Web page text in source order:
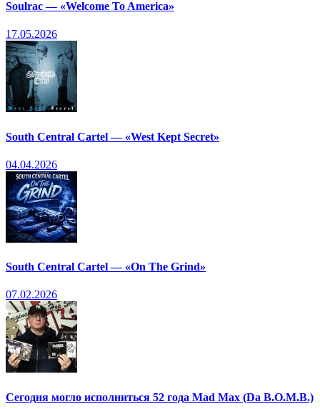
Soulrac — «Welcome To America»
17.05.2026
South Central Cartel — «West Kept Secret»
04.04.2026
South Central Cartel — «On The Grind»
07.02.2026
Сегодня могло исполниться 52 года Mad Max (Da B.O.M.B.)